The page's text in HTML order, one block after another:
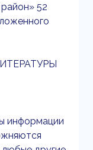
52
информации